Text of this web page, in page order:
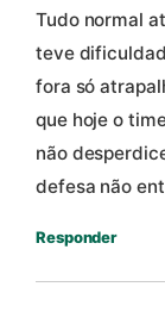
Tudo normal
teve
fora só
que hoje o
não
defesa não
Responder